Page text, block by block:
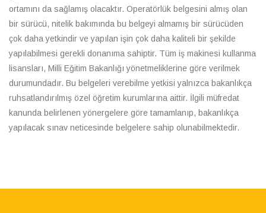
ortamını da sağlamış olacaktır. Operatörlük belgesini almış olan
bir sürücü, nitelik bakımında bu belgeyi almamış bir sürücüden
çok daha yetkindir ve yapılan işin çok daha kaliteli bir şekilde
yapılabilmesi gerekli donanıma sahiptir. Tüm iş makinesi kullanma
lisansları, Milli Eğitim Bakanlığı yönetmeliklerine göre verilmek
durumundadır. Bu belgeleri verebilme yetkisi yalnızca bakanlıkça
ruhsatlandırılmış özel öğretim kurumlarına aittir. İlgili müfredat
kanunda belirlenen yönergelere göre tamamlanıp, bakanlıkça
yapılacak sınav neticesinde belgelere sahip olunabilmektedir.